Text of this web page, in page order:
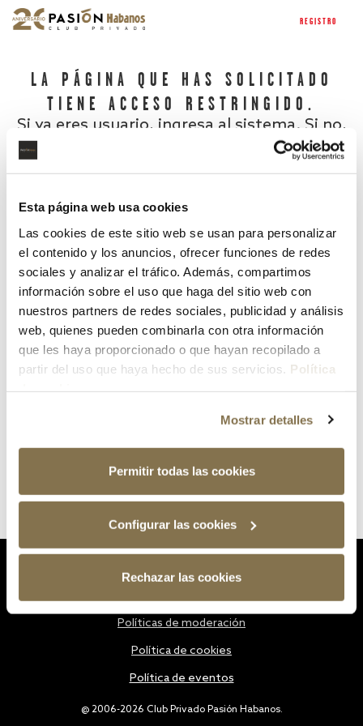
Esta página web usa cookies
Las cookies de este sitio web se usan para personalizar
el contenido y los anuncios, ofrecer funciones de redes
sociales y analizar el tráfico. Además, compartimos
información sobre el uso que haga del sitio web con
nuestros partners de redes sociales, publicidad y análisis
web, quienes pueden combinarla con otra información
que les haya proporcionado o que hayan recopilado a
partir del uso que haya hecho de sus servicios. Política
Mostrar detalles
Permitir todas las cookies
Configurar las cookies
Rechazar las cookies
REGISTRO
LA PÁGINA QUE HAS SOLICITADO
TIENE ACCESO RESTRINGIDO.
Si ya eres usuario, ingresa al sistema. Si no,
¿Has olvidado tu contraseña?
@ 2006-2026 Club Privado Pasión Habanos.
Políticas de moderación
Política de cookies
Política de eventos